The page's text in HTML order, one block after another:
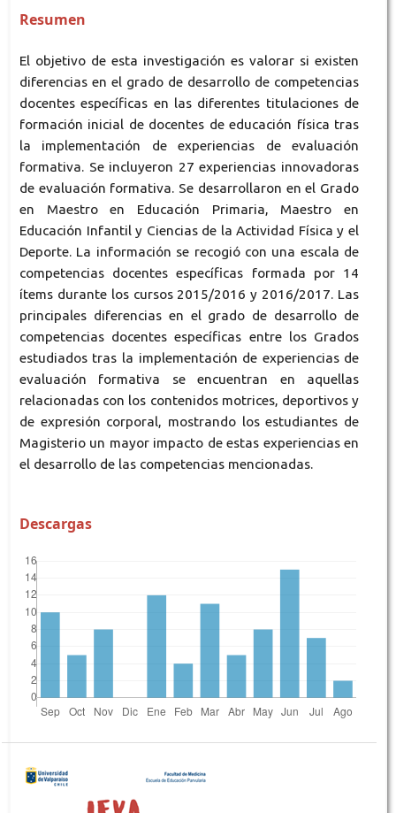
Resumen
El objetivo de esta investigación es valorar si existen
diferencias en el grado de desarrollo de competencias
docentes específicas en las diferentes titulaciones de
formación inicial de docentes de educación física tras
la implementación de experiencias de evaluación
formativa. Se incluyeron 27 experiencias innovadoras
de evaluación formativa. Se desarrollaron en el Grado
en Maestro en Educación Primaria, Maestro en
Educación Infantil y Ciencias de la Actividad Física y el
Deporte. La información se recogió con una escala de
competencias docentes específicas formada por 14
ítems durante los cursos 2015/2016 y 2016/2017. Las
principales diferencias en el grado de desarrollo de
competencias docentes específicas entre los Grados
estudiados tras la implementación de experiencias de
evaluación formativa se encuentran en aquellas
relacionadas con los contenidos motrices, deportivos y
de expresión corporal, mostrando los estudiantes de
Magisterio un mayor impacto de estas experiencias en
el desarrollo de las competencias mencionadas.
Descargas